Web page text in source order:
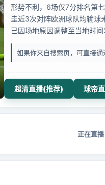
形势不利，6场仅7分排名第
圭近3次对阵欧洲球队均输球
已因场地原因调整至当地时间
如果你来自搜索页，可直接通
超清直播(推荐) 球帝
正在直播